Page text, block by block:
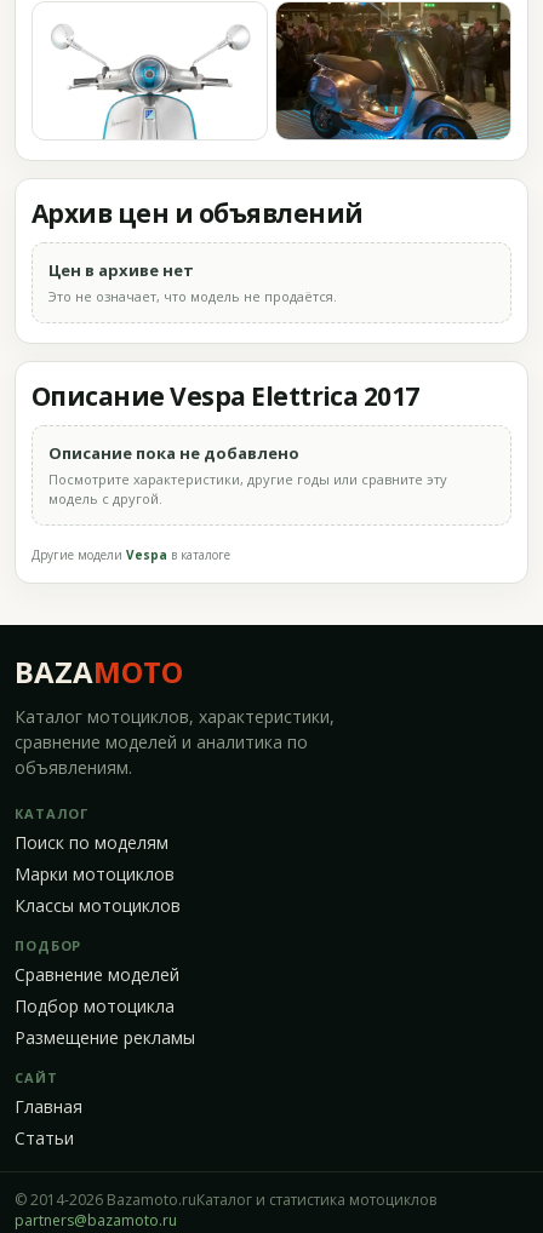
Архив цен и объявлений
Цен в архиве нет
Это не означает, что модель не продаётся.
Описание Vespa Elettrica 2017
Описание пока не добавлено
Посмотрите характеристики, другие годы или сравните эту
модель с другой.
Другие модели Vespa в каталоге
BAZAMOTO
Каталог мотоциклов, характеристики,
сравнение моделей и аналитика по
объявлениям.
КАТАЛОГ
Поиск по моделям
Марки мотоциклов
Классы мотоциклов
ПОДБОР
Сравнение моделей
Подбор мотоцикла
Размещение рекламы
САЙТ
Главная
Статьи
© 2014-2026 Bazamoto.ruКаталог и статистика мотоциклов
partners@bazamoto.ru